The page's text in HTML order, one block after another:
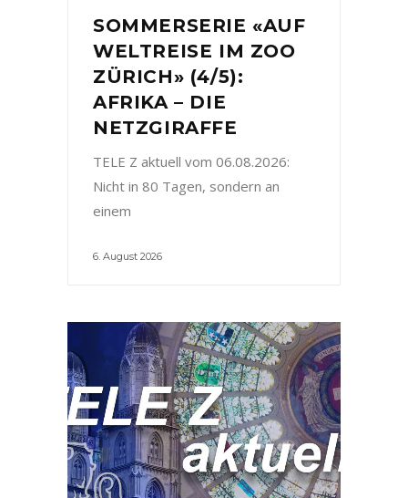
SOMMERSERIE «AUF
WELTREISE IM ZOO
ZÜRICH» (4/5):
AFRIKA – DIE
NETZGIRAFFE
TELE Z aktuell vom 06.08.2026:
Nicht in 80 Tagen, sondern an
einem
6. August 2026